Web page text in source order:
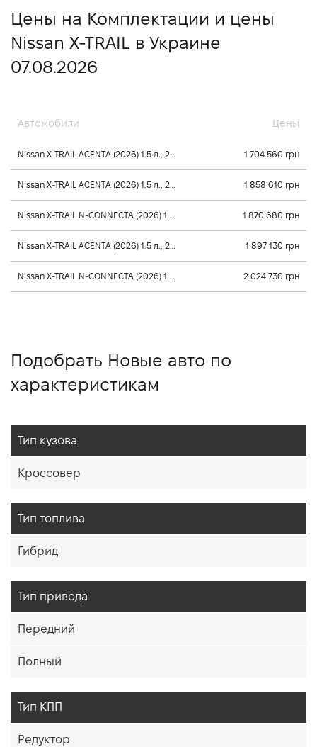
Цены на Комплектации и цены
Nissan X-TRAIL в Украине
07.08.2026
Автомобили Цены
Nissan X-TRAIL ACENTA (2026) 1.5 л., 2026, Редуктор 1 704 560 грн
Nissan X-TRAIL ACENTA (2026) 1.5 л., 2026, Редуктор 1 858 610 грн
Nissan X-TRAIL N-CONNECTA (2026) 1.5 л., 2026, Редуктор 1 870 680 грн
Nissan X-TRAIL ACENTA (2026) 1.5 л., 2026, Редуктор 1 897 130 грн
Nissan X-TRAIL N-CONNECTA (2026) 1.5 л., 2026, Редуктор 2 024 730 грн
Подобрать Новые авто по
характеристикам
Тип кузова
Кроссовер
Тип топлива
Гибрид
Тип привода
Передний
Полный
Тип КПП
Редуктор